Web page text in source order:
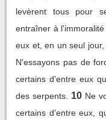
levèrent tous pour
entraîner à
eux et, en un seul
N'essayons pas de
certains d'entre eux
des serpents.
10 Ne
certains d'entre eux,